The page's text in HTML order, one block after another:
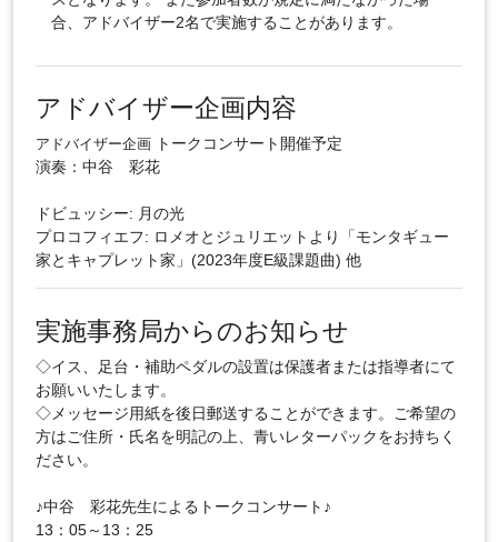
合、アドバイザー2名で実施することがあります。
アドバイザー企画内容
アドバイザー企画トークコンサート開催予定
演奏：中谷 彩花
ドビュッシー: 月の光
プロコフィエフ: ロメオとジュリエットより「モンタギュー
家とキャプレット家」(2023年度E級課題曲) 他
実施事務局からのお知らせ
◇イス、足台・補助ペダルの設置は保護者または指導者にて
お願いいたします。
◇メッセージ用紙を後日郵送することができます。ご希望の
方はご住所・氏名を明記の上、青いレターパックをお持ちく
ださい。
♪中谷 彩花先生によるトークコンサート♪
13：05～13：25